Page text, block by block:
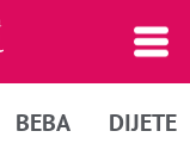
BEBA DIJETE